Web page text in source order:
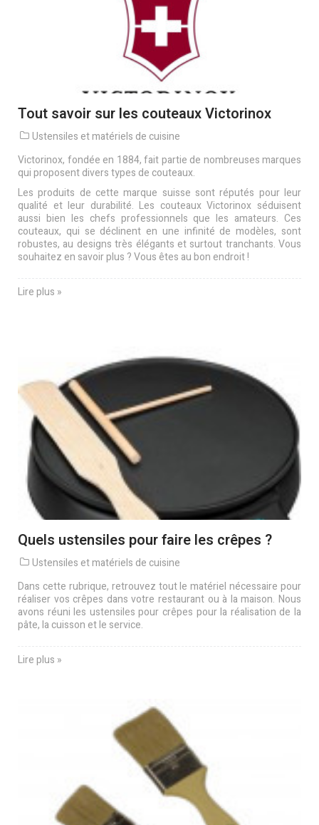
Tout savoir sur les couteaux Victorinox
Ustensiles et matériels de cuisine
Victorinox, fondée en 1884, fait partie de nombreuses marques
qui proposent divers types de couteaux.
Les produits de cette marque suisse sont réputés pour leur
qualité et leur durabilité. Les couteaux Victorinox séduisent
aussi bien les chefs professionnels que les amateurs. Ces
couteaux, qui se déclinent en une infinité de modèles, sont
robustes, au designs très élégants et surtout tranchants. Vous
souhaitez en savoir plus ? Vous êtes au bon endroit !
Lire plus »
Quels ustensiles pour faire les crêpes ?
Ustensiles et matériels de cuisine
Dans cette rubrique, retrouvez tout le matériel nécessaire pour
réaliser vos crêpes dans votre restaurant ou à la maison. Nous
avons réuni les ustensiles pour crêpes pour la réalisation de la
pâte, la cuisson et le service.
Lire plus »